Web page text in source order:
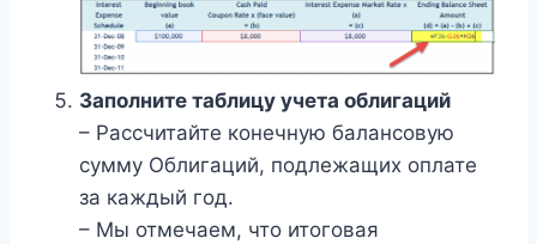
Заполните таблицу учета облигаций
– Рассчитайте конечную балансовую
сумму Облигаций, подлежащих оплате
за каждый год.
– Мы отмечаем, что итоговая